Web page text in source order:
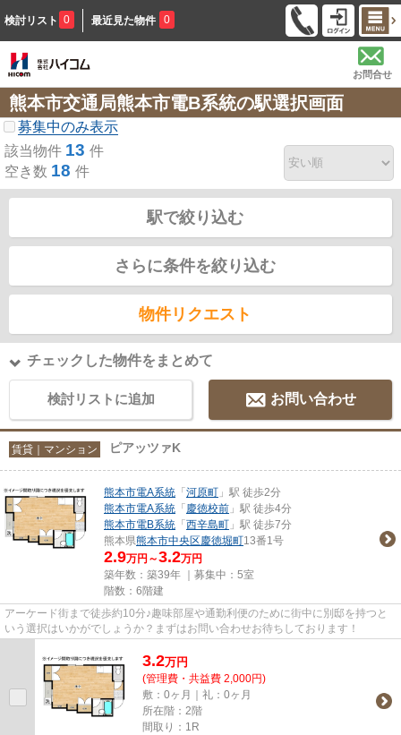
検討リスト 0 最近見た物件 0
お問合せ
熊本市交通局熊本市電B系統の駅選択画面
募集中のみ表示
該当物件 13 件
空き数 18 件
駅で絞り込む
さらに条件を絞り込む
物件リクエスト
チェックした物件をまとめて
検討リストに追加 お問い合わせ
賃貸｜マンション ピアッツァK
熊本市電A系統 「 河原町 」駅 徒歩2分
熊本市電A系統 「 慶徳校前 」駅 徒歩4分
熊本市電B系統 「 西辛島町 」駅 徒歩7分
熊本県熊本市中央区慶徳堀町13番1号
2.9万円～3.2万円
築年数：築39年 ｜募集中： 5室
階数：6階建
アーケード街まで徒歩約10分♪趣味部屋や通勤利便のために街中に別邸を持つと
いう選択はいかがでしょうか？まずはお問い合わせお待ちしております！
3.2万円
(管理費・共益費 2,000円)
敷：0ヶ月｜礼：0ヶ月
所在階：2階
間取り：1R